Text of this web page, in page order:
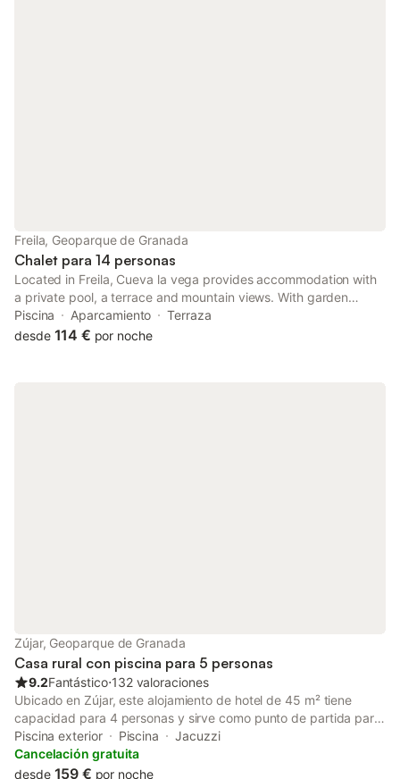
Freila, Geoparque de Granada
Chalet para 14 personas
Located in Freila, Cueva la vega provides accommodation with
a private pool, a terrace and mountain views. With garden
views, this accommodation offers a patio.
Piscina Aparcamiento
Terraza
desde 114 € por noche
Zújar, Geoparque de Granada
Casa rural con piscina para 5 personas
9.2Fantástico⋅132 valoraciones
Ubicado en Zújar, este alojamiento de hotel de 45 m² tiene
capacidad para 4 personas y sirve como punto de partida para
explorar el entorno. La propiedad cuenta con un dormitorio con
una cama doble extragrande y un baño privado, ofreciendo
vistas al lago y al jardín. En el interior, encontrará aire
Piscina exterior Piscina
Jacuzzi
Cancelación gratuita
desde 159 € por noche